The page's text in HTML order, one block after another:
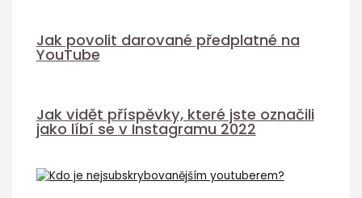
Jak povolit darované předplatné na
YouTube
Jak vidět příspěvky, které jste označili
jako líbí se v Instagramu 2022